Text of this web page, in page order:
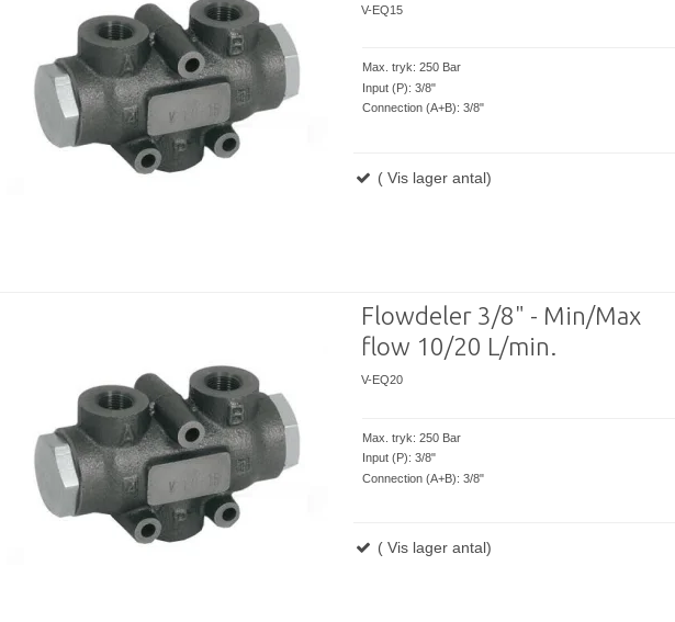
V-EQ15
Max. tryk: 250 Bar
Input (P): 3/8"
Connection (A+B): 3/8"
( Vis lager antal)
Flowdeler 3/8" - Min/Max
flow 10/20 L/min.
V-EQ20
Max. tryk: 250 Bar
Input (P): 3/8"
Connection (A+B): 3/8"
( Vis lager antal)